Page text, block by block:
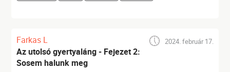
Farkas L 2024. február 17.
Az utolsó gyertyaláng - Fejezet 2:
Sosem halunk meg